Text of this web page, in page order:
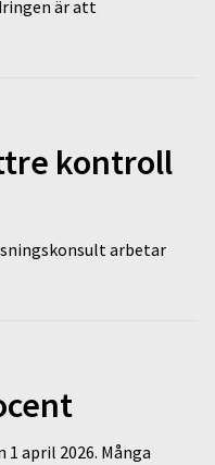
är att
kontroll
arbetar
april 2026. Många